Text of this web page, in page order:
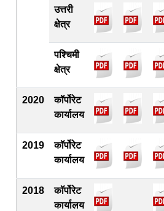
उत्तरी
क्षेत्र
पश्चिमी
क्षेत्र
2020
कॉर्पोरेट
कार्यालय
2019
कॉर्पोरेट
कार्यालय
2018
कॉर्पोरेट
कार्यालय